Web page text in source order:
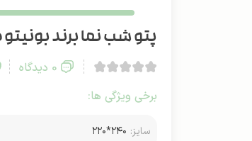
پتو شب نما برند بونیتو
0 دیدگاه
برخی ویژگی ها:
سایز: ۲۴۰*۲۲۰